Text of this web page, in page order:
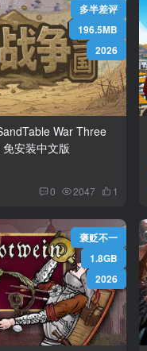
多半差评
196.5MB
2026
War Three
Kingdoms v1.39.2.2642 免安装中文版
0 2047 1
褒贬不一
1.8GB
2026